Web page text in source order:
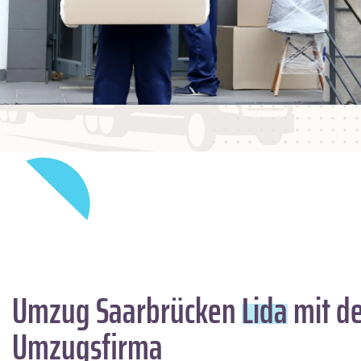
Umzug SaarbrückenLidamit
Umzugsfirma